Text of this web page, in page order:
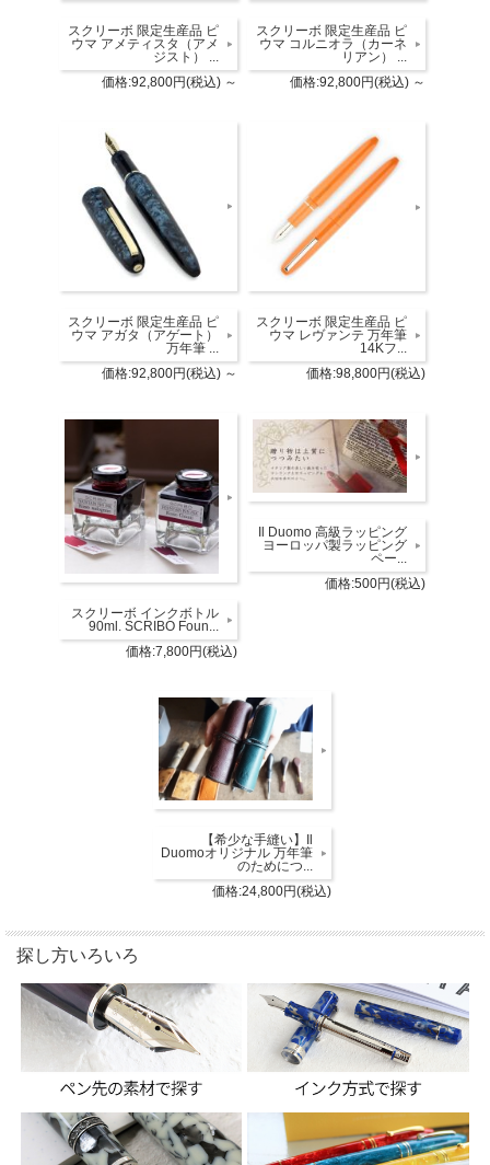
スクリーボ 限定生産品 ピ
ウマ アメティスタ（アメ
ジスト） ...
価格:92,800円(税込) ～
スクリーボ 限定生産品 ピ
ウマ コルニオラ（カーネ
リアン） ...
価格:92,800円(税込) ～
スクリーボ 限定生産品 ピ
ウマ アガタ（アゲート）
万年筆 ...
価格:92,800円(税込) ～
スクリーボ 限定生産品 ピ
ウマ レヴァンテ 万年筆
14Kフ...
価格:98,800円(税込)
スクリーボ インクボトル
90ml. SCRIBO Foun...
価格:7,800円(税込)
Il Duomo 高級ラッピング
ヨーロッパ製ラッピング
ペー...
価格:500円(税込)
【希少な手縫い】Il
Duomoオリジナル 万年筆
のためにつ...
価格:24,800円(税込)
探し方いろいろ